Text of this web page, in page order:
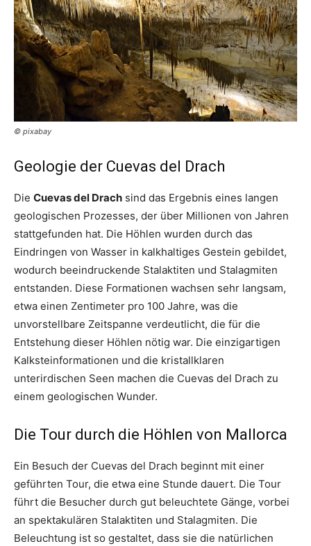
© pixabay
Geologie der Cuevas del Drach
Die Cuevas del Drach sind das Ergebnis eines langen
geologischen Prozesses, der über Millionen von Jahren
stattgefunden hat. Die Höhlen wurden durch das
Eindringen von Wasser in kalkhaltiges Gestein gebildet,
wodurch beeindruckende Stalaktiten und Stalagmiten
entstanden. Diese Formationen wachsen sehr langsam,
etwa einen Zentimeter pro 100 Jahre, was die
unvorstellbare Zeitspanne verdeutlicht, die für die
Entstehung dieser Höhlen nötig war. Die einzigartigen
Kalksteinformationen und die kristallklaren
unterirdischen Seen machen die Cuevas del Drach zu
einem geologischen Wunder.
Die Tour durch die Höhlen von Mallorca
Ein Besuch der Cuevas del Drach beginnt mit einer
geführten Tour, die etwa eine Stunde dauert. Die Tour
führt die Besucher durch gut beleuchtete Gänge, vorbei
an spektakulären Stalaktiten und Stalagmiten. Die
Beleuchtung ist so gestaltet, dass sie die natürlichen